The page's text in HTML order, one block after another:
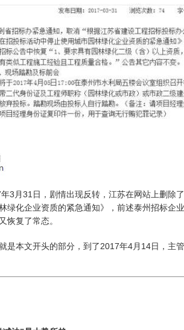
3月31日，剧情出现反转，江苏在网站上删除
绿化企业资质的紧急通知》，前述泰州招标企
恢复了常态。
是本文开头的部分，到了2017年4月14日，主